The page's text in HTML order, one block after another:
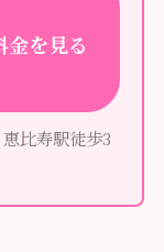
金を見る
比寿駅徒歩3